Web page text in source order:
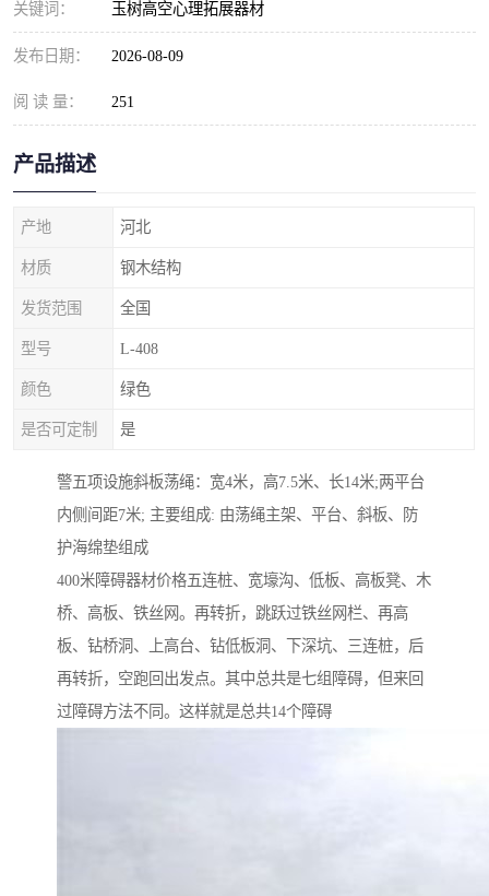
关键词： 玉树高空心理拓展器材
发布日期： 2026-08-09
阅 读 量： 251
产品描述
产地 河北
材质 钢木结构
发货范围 全国
型号 L-408
颜色 绿色
是否可定制 是
警五项设施斜板荡绳：宽4米，高7.5米、长14米;两平台
内侧间距7米; 主要组成: 由荡绳主架、平台、斜板、防
护海绵垫组成
400米障碍器材价格五连桩、宽壕沟、低板、高板凳、木
桥、高板、铁丝网。再转折，跳跃过铁丝网栏、再高
板、钻桥洞、上高台、钻低板洞、下深坑、三连桩，后
再转折，空跑回出发点。其中总共是七组障碍，但来回
过障碍方法不同。这样就是总共14个障碍